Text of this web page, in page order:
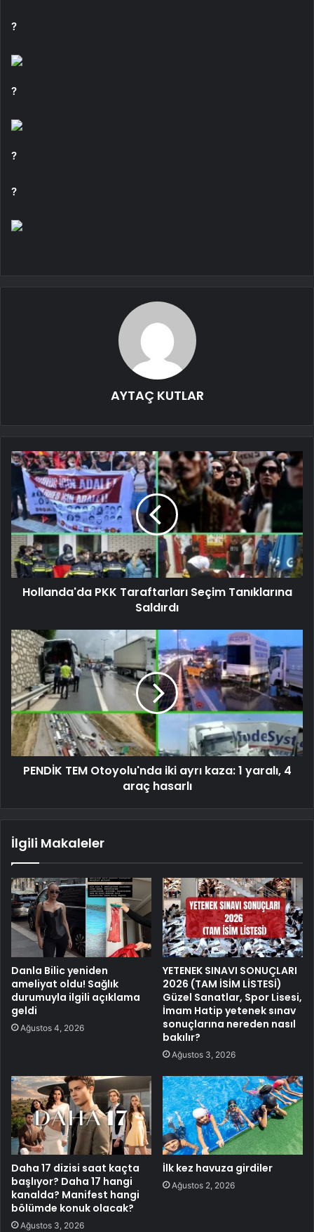
?
?
?
?
AYTAÇ KUTLAR
Hollanda'da PKK Taraftarları Seçim Tanıklarına
Saldırdı
PENDİK TEM Otoyolu'nda iki ayrı kaza: 1 yaralı, 4
araç hasarlı
İlgili Makaleler
Danla Bilic yeniden
ameliyat oldu! Sağlık
durumuyla ilgili açıklama
geldi
Ağustos 4, 2026
YETENEK SINAVI SONUÇLARI
2026 (TAM İSİM LİSTESİ)
Güzel Sanatlar, Spor Lisesi,
İmam Hatip yetenek sınav
sonuçlarına nereden nasıl
bakılır?
Ağustos 3, 2026
Daha 17 dizisi saat kaçta
başlıyor? Daha 17 hangi
kanalda? Manifest hangi
bölümde konuk olacak?
Ağustos 3, 2026
İlk kez havuza girdiler
Ağustos 2, 2026